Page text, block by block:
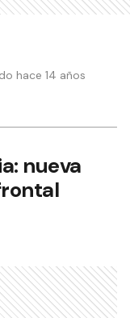
hace 14 años
nueva